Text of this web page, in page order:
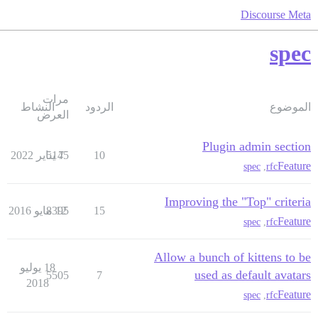
Discourse Meta
spec
الموضوع الردود
مرات
العرض
النشاط
Plugin admin section
Feature
rfc
spec
10
5145
7 يناير 2022
Improving the "Top" criteria
Feature
rfc
spec
15
8395
12 مايو 2016
Allow a bunch of kittens to be
used as default avatars
Feature
rfc
spec
7
5505
18 يوليو
2018